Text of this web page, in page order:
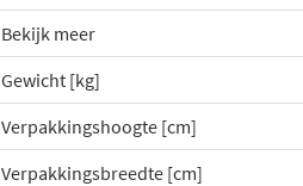
Bekijk meer
Gewicht [kg]
Verpakkingshoogte [cm]
Verpakkingsbreedte [cm]